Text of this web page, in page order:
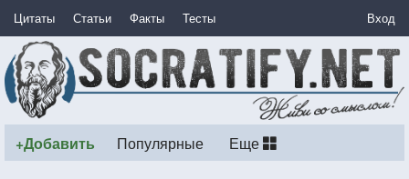
Цитаты Статьи Факты Тесты Вход
+Добавить Популярные Еще